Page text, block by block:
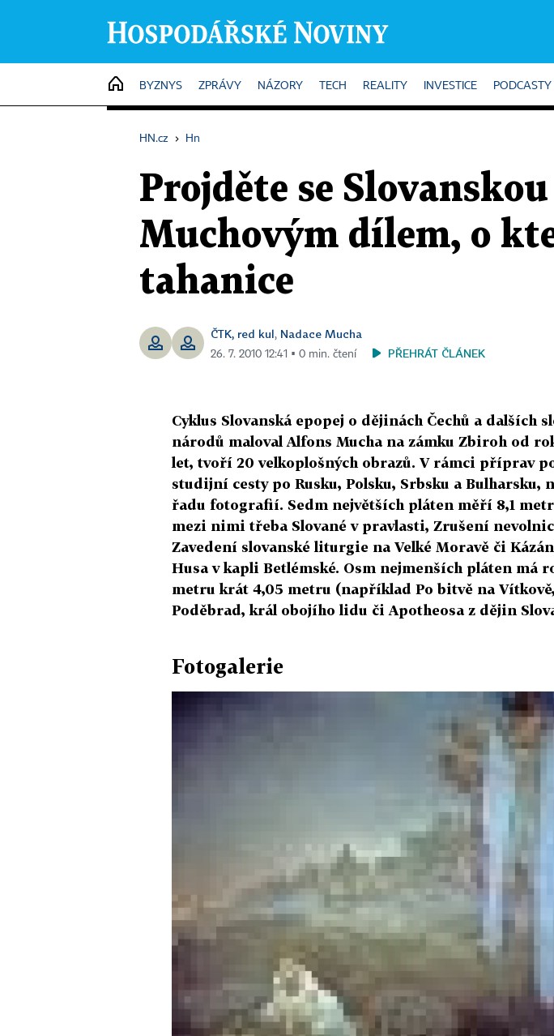
HOME
BYZNYS ZPRÁVY NÁZORY TECH REALITY INVESTICE PODCASTY
HN.cz › Hn
Projděte se
Muchovým dílem, o
tahanice
ČTK, red kul, Nadace Mucha
26. 7. 2010 12:41 ▪ 0 min. čtení PŘEHRÁT ČLÁNEK
Cyklus Slovanská epopej o dějinách Čechů a dalších
národů maloval Alfons Mucha na zámku Zbiroh od
let, tvoří 20 velkoplošných obrazů. V rámci příprav
studijní cesty po Rusku, Polsku, Srbsku a
řadu fotografií. Sedm největších pláten měří 8,1
mezi nimi třeba Slované v pravlasti, Zrušení
Zavedení slovanské liturgie na Velké Moravě či
Husa v kapli Betlémské. Osm nejmenších pláten má
metru krát 4,05 metru (například Po bitvě na
Poděbrad, král obojího lidu či Apotheosa z dějin
Fotogalerie